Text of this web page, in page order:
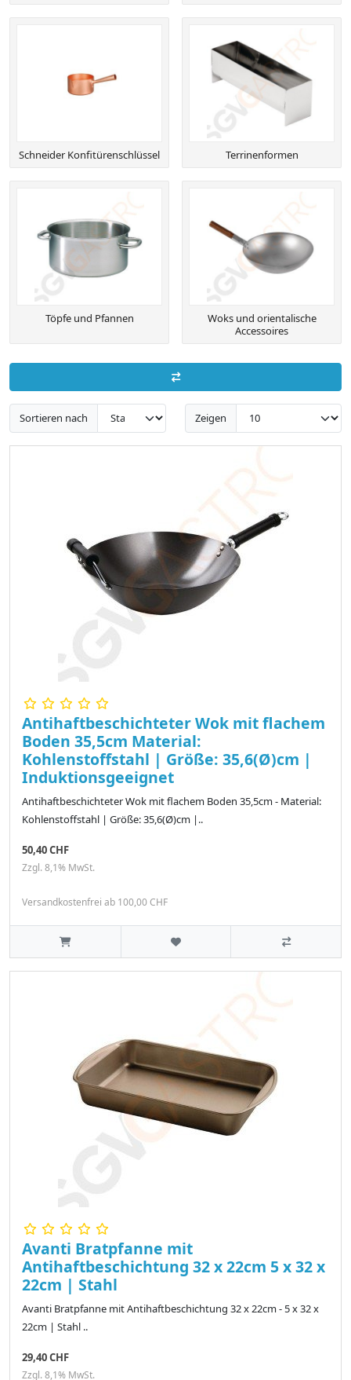
Schneider Konfitürenschlüssel Terrinenformen
Töpfe und Pfannen
Woks und orientalische
Accessoires
Sortieren nach Zeigen
Antihaftbeschichteter Wok mit flachem
Boden 35,5cm Material:
Kohlenstoffstahl | Größe: 35,6(Ø)cm |
Induktionsgeeignet
Antihaftbeschichteter Wok mit flachem Boden 35,5cm - Material:
Kohlenstoffstahl | Größe: 35,6(Ø)cm |..
50,40 CHF
Zzgl. 8,1% MwSt.
Versandkostenfrei ab 100,00 CHF
Avanti Bratpfanne mit
Antihaftbeschichtung 32 x 22cm 5 x 32 x
22cm | Stahl
Avanti Bratpfanne mit Antihaftbeschichtung 32 x 22cm - 5 x 32 x
22cm | Stahl ..
29,40 CHF
Zzgl. 8,1% MwSt.